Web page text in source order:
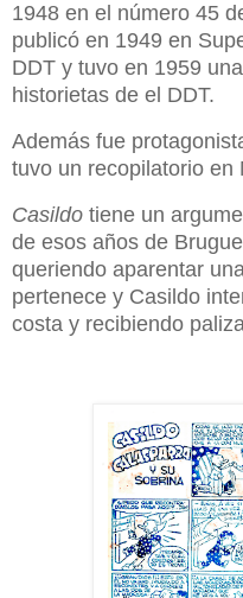
1948 en el número 45
publicó en 1949 en
DDT y tuvo en 1959
historietas de el DDT.
Además fue
tuvo un recopilatorio en
Casildo tiene un
de esos años de
queriendo aparentar
pertenece y Casildo
costa y recibiendo